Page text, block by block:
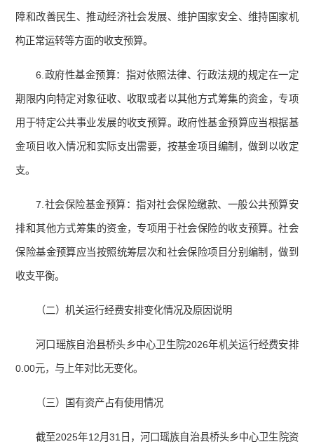
障和改善民生、推动经济社会发展、维护国家安全、维持国家机
构正常运转等方面的收支预算。
6.政府性基金预算：指对依照法律、行政法规的规定在一定
期限内向特定对象征收、收取或者以其他方式筹集的资金，专项
用于特定公共事业发展的收支预算。政府性基金预算应当根据基
金项目收入情况和实际支出需要，按基金项目编制，做到以收定
支。
7.社会保险基金预算：指对社会保险缴款、一般公共预算安
排和其他方式筹集的资金，专项用于社会保险的收支预算。社会
保险基金预算应当按照统筹层次和社会保险项目分别编制，做到
收支平衡。
（二）机关运行经费安排变化情况及原因说明
河口瑶族自治县桥头乡中心卫生院2026年机关运行经费安排
0.00元，与上年对比无变化。
（三）国有资产占有使用情况
截至2025年12月31日，河口瑶族自治县桥头乡中心卫生院资